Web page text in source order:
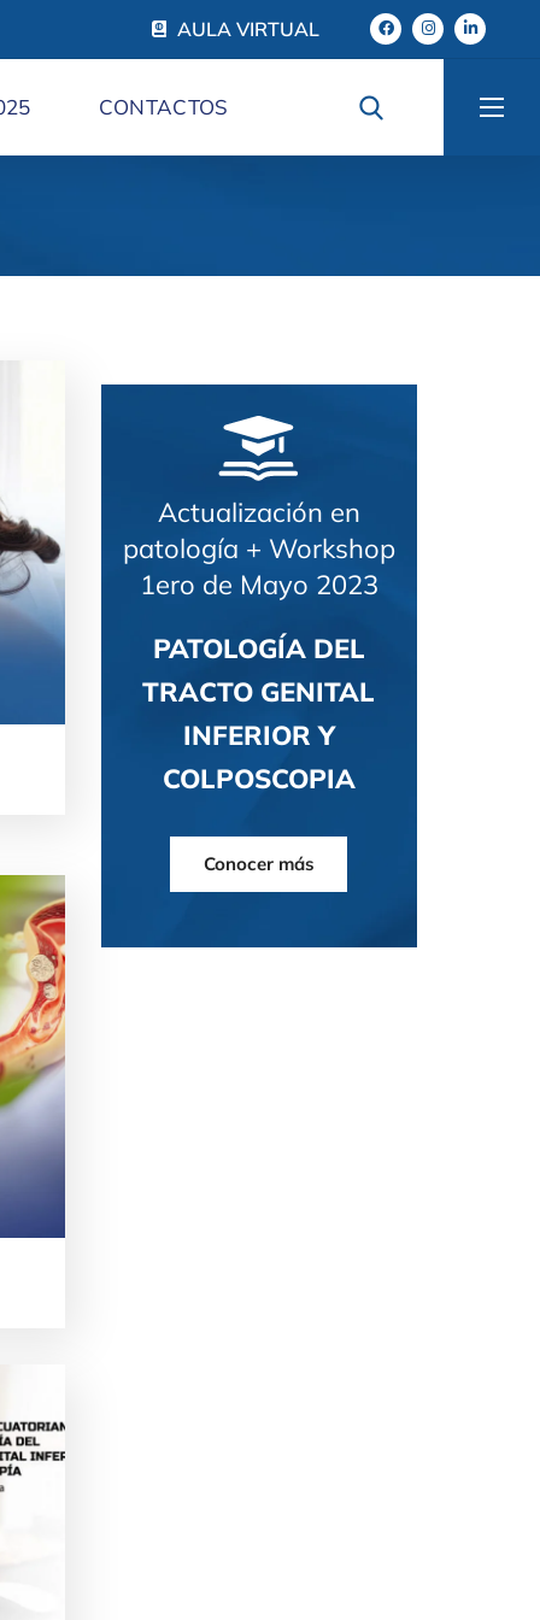
AULA VIRTUAL
CONTACTOS
Actualización en
patología + Workshop
1ero de Mayo 2023
PATOLOGÍA DEL
TRACTO GENITAL
INFERIOR Y
COLPOSCOPIA
Conocer más